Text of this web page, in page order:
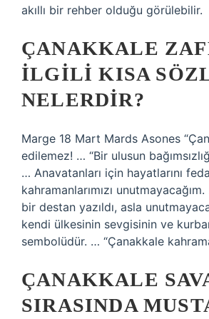
akıllı bir rehber olduğu görülebilir.
ÇANAKKALE
ILGILI KISA
NELERDIR?
Marge 18 Mart Mards Asones
edilemez! … “Bir ulusun
… Anavatanları için hayatlarını
kahramanlarımızı
bir destan yazıldı, asla
kendi ülkesinin sevgisinin ve
sembolüdür. … “Çanakkale
ÇANAKKALE
SIRASINDA